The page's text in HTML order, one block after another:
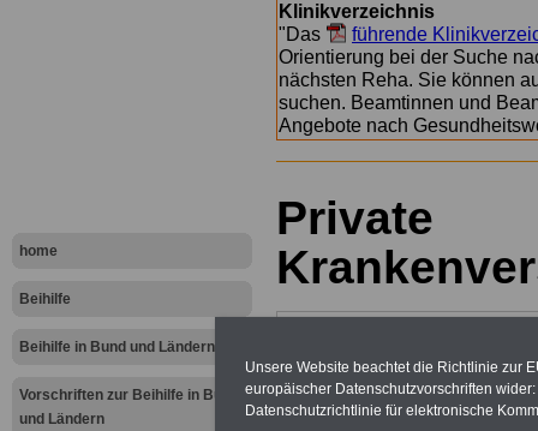
home
Beihilfe
Beihilfe in Bund und Ländern
Vorschriften zur Beihilfe in Bund
und Ländern
Klinikverzeichnis
"Das
führende
Orientierung bei der Suche
nächsten Reha. Sie können
suchen. Beamtinnen und
Angebote nach
Private
Unsere Website beachtet die Richtlinie zur
europäischer Datenschutzvorschriften
Datenschutzrichtlinie für elektronische